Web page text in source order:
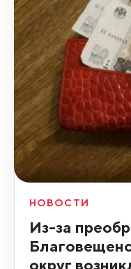
НОВОСТИ
Из-за
округ